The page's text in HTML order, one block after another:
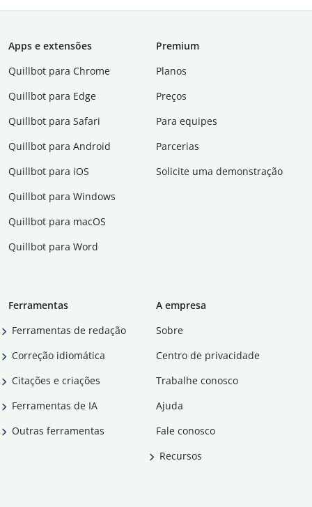
Apps e extensões
Quillbot para Chrome
Quillbot para Edge
Quillbot para Safari
Quillbot para Android
Quillbot para iOS
Quillbot para Windows
Quillbot para macOS
Quillbot para Word
Premium
Planos
Preços
Para equipes
Parcerias
Solicite uma demonstração
Ferramentas
Ferramentas de redação
Correção idiomática
Citações e criações
Ferramentas de IA
Outras ferramentas
A empresa
Sobre
Centro de privacidade
Trabalhe conosco
Ajuda
Fale conosco
Recursos